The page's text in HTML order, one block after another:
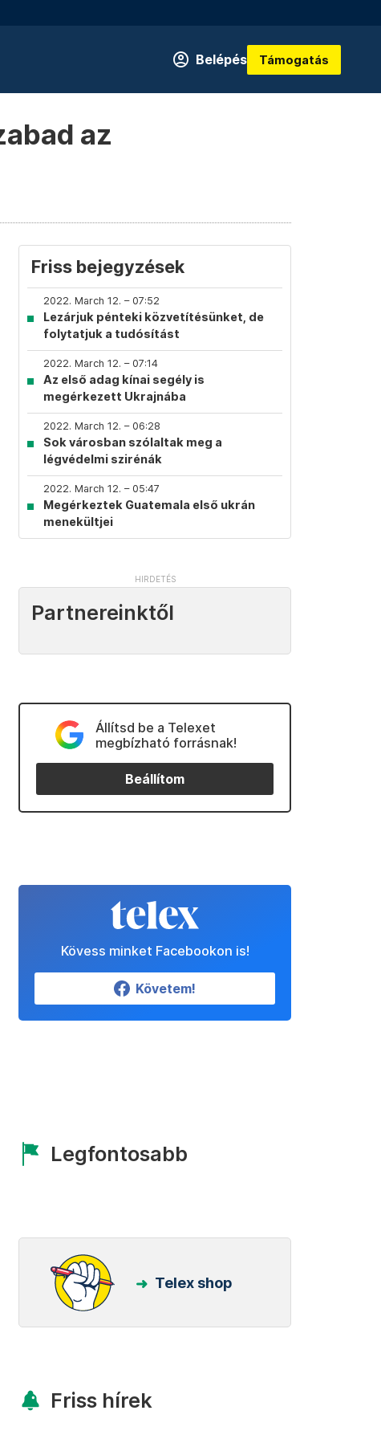
Belépés Támogatás
az
Friss bejegyzések
2022. March 12. – 07:52
Lezárjuk pénteki közvetítésünket, de
folytatjuk a tudósítást
2022. March 12. – 07:14
Az első adag kínai segély is
megérkezett Ukrajnába
2022. March 12. – 06:28
Sok városban szólaltak meg a
légvédelmi szirénák
2022. March 12. – 05:47
Megérkeztek Guatemala első ukrán
menekültjei
Partnereinktől
Állítsd be a Telexet
megbízható forrásnak!
Beállítom
Kövess minket Facebookon is!
Követem!
Legfontosabb
Telex shop
Friss hírek